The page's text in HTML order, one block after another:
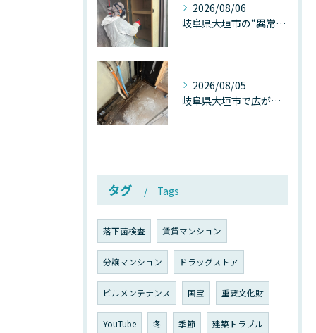
2026/08/06
岐阜県大垣市の“異常に高い気温”が建物内部を腐らせる──深層カビが爆発的に増える本当の理由
2026/08/05
岐阜県大垣市で広がる“深層カビ汚染”──なぜ除カビが必要なのか、建物内部で起きている見えない危機
タグ Tags
落下菌検査 賃貸マンション
分譲マンション ドラッグストア
ビルメンテナンス 国宝 重要文化財
YouTube 冬 季節 建築トラブル